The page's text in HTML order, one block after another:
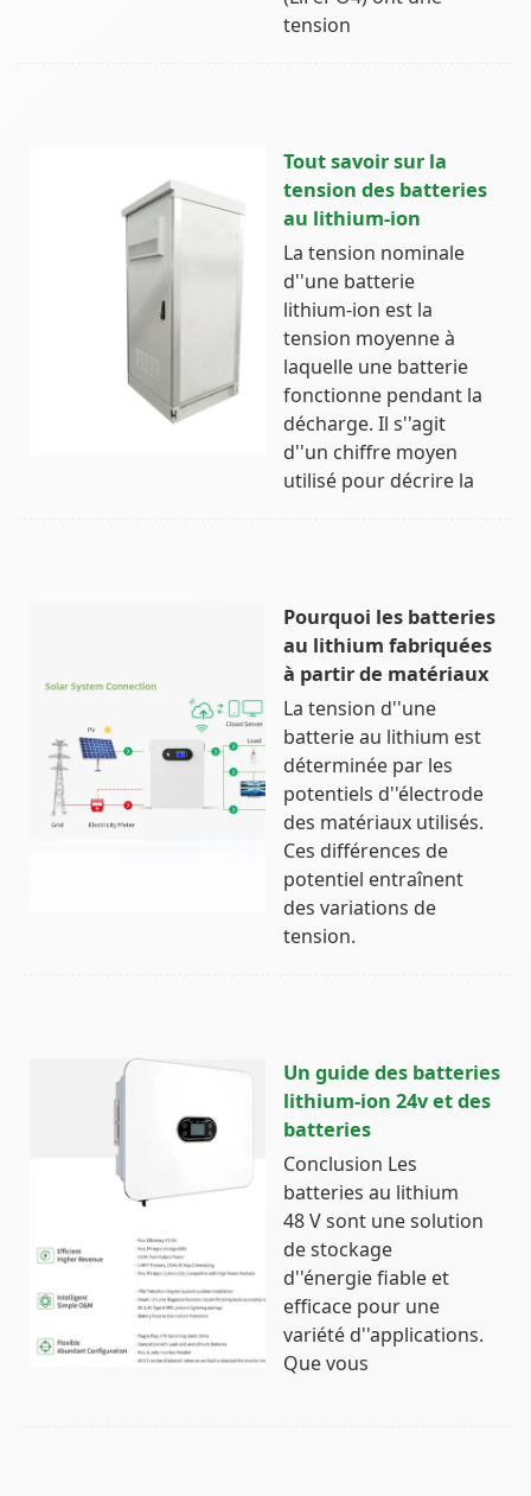
tension
Tout savoir sur la
tension des batteries
au lithium-ion
La tension nominale
d''une batterie
lithium-ion est la
tension moyenne à
laquelle une batterie
fonctionne pendant la
décharge. Il s''agit
d''un chiffre moyen
utilisé pour décrire la
Pourquoi les batteries
au lithium fabriquées
à partir de matériaux
La tension d''une
batterie au lithium est
déterminée par les
potentiels d''électrode
des matériaux utilisés.
Ces différences de
potentiel entraînent
des variations de
tension.
Un guide des batteries
lithium-ion 24v et des
batteries
Conclusion Les
batteries au lithium
48 V sont une solution
de stockage
d''énergie fiable et
efficace pour une
variété d''applications.
Que vous